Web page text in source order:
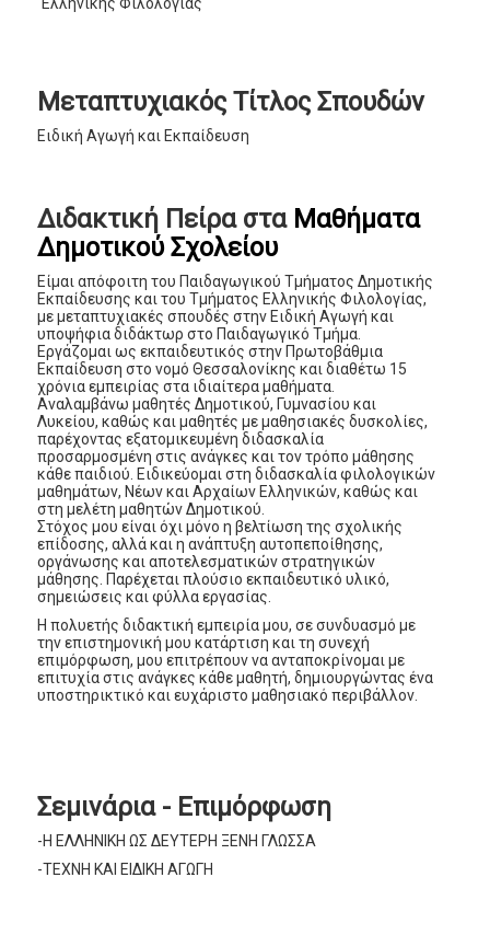
Μεταπτυχιακός Τίτλος Σπουδών
Ειδική Αγωγή και Εκπαίδευση
Διδακτική Πείρα στα Μαθήματα
Δημοτικού Σχολείου
Είμαι απόφοιτη του Παιδαγωγικού Τμήματος Δημοτικής
Εκπαίδευσης και του Τμήματος Ελληνικής Φιλολογίας,
με μεταπτυχιακές σπουδές στην Ειδική Αγωγή και
υποψήφια διδάκτωρ στο Παιδαγωγικό Τμήμα.
Εργάζομαι ως εκπαιδευτικός στην Πρωτοβάθμια
Εκπαίδευση στο νομό Θεσσαλονίκης και διαθέτω 15
χρόνια εμπειρίας στα ιδιαίτερα μαθήματα.
Αναλαμβάνω μαθητές Δημοτικού, Γυμνασίου και
Λυκείου, καθώς και μαθητές με μαθησιακές δυσκολίες,
παρέχοντας εξατομικευμένη διδασκαλία
προσαρμοσμένη στις ανάγκες και τον τρόπο μάθησης
κάθε παιδιού. Ειδικεύομαι στη διδασκαλία φιλολογικών
μαθημάτων, Νέων και Αρχαίων Ελληνικών, καθώς και
στη μελέτη μαθητών Δημοτικού.
Στόχος μου είναι όχι μόνο η βελτίωση της σχολικής
επίδοσης, αλλά και η ανάπτυξη αυτοπεποίθησης,
οργάνωσης και αποτελεσματικών στρατηγικών
μάθησης. Παρέχεται πλούσιο εκπαιδευτικό υλικό,
σημειώσεις και φύλλα εργασίας.
Η πολυετής διδακτική εμπειρία μου, σε συνδυασμό με
την επιστημονική μου κατάρτιση και τη συνεχή
επιμόρφωση, μου επιτρέπουν να ανταποκρίνομαι με
επιτυχία στις ανάγκες κάθε μαθητή, δημιουργώντας ένα
υποστηρικτικό και ευχάριστο μαθησιακό περιβάλλον.
Σεμινάρια - Επιμόρφωση
-Η ΕΛΛΗΝΙΚΗ ΩΣ ΔΕΥΤΕΡΗ ΞΕΝΗ ΓΛΩΣΣΑ
-ΤΕΧΝΗ ΚΑΙ ΕΙΔΙΚΗ ΑΓΩΓΗ